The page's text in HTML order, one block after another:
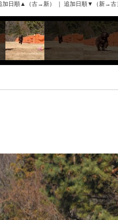
加日順▲（古→新） 追加日順▼（新→古